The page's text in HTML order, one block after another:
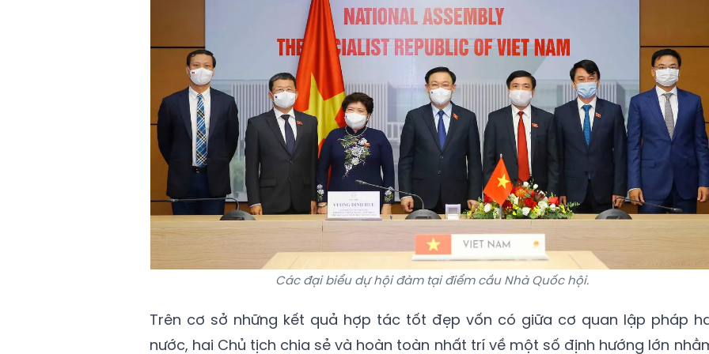
Các đại biểu dự hội đàm tại điểm cầu Nhà Quốc hội.
Trên cơ sở những kết quả hợp tác tốt đẹp vốn có giữa cơ quan lập pháp
nước, hai Chủ tịch chia sẻ và hoàn toàn nhất trí về một số định hướng lớn